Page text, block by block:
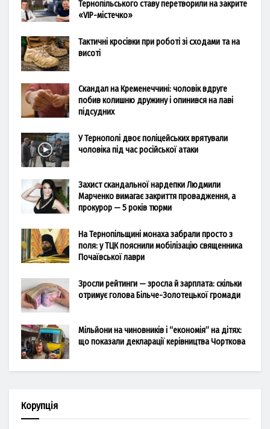
Тернопільського ставу перетворили на закрите
«VIP-містечко»
Тактичні кросівки при роботі зі сходами та на
висоті
Скандал на Кременеччині: чоловік вдруге
побив колишню дружину і опинився на лаві
підсудних
У Тернополі двоє поліцейських врятували
чоловіка під час російської атаки
Захист скандальної нардепки Людмили
Марченко вимагає закриття провадження, а
прокурор — 5 років тюрми
На Тернопільщині монаха забрали просто з
поля: у ТЦК пояснили мобілізацію священника
Почаївської лаври
Зросли рейтинги — зросла й зарплата: скільки
отримує голова Більче-Золотецької громади
Мільйони на чиновників і “економія” на дітях:
що показали декларації керівництва Чорткова
Корупція